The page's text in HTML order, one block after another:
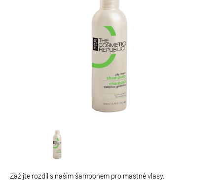
Zažijte rozdíl s naším šamponem pro mastné vlasy.